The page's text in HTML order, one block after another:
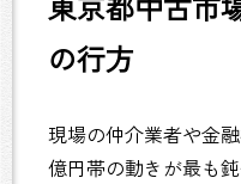
の行方
現場の仲介業者や金
億円帯の動きが最も